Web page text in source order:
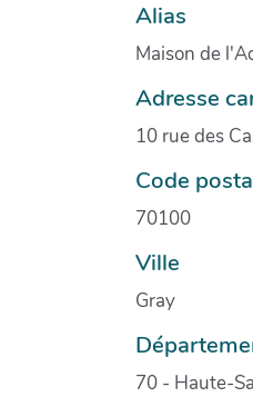
Alias
Maison de
Adresse
10 rue des
Code
70100
Ville
Gray
70 - Haute-